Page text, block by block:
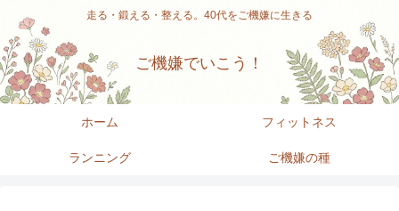
走る・鍛える・整える。40代をご機嫌に生きる
ご機嫌でいこう！
ホーム フィットネス
ランニング ご機嫌の種